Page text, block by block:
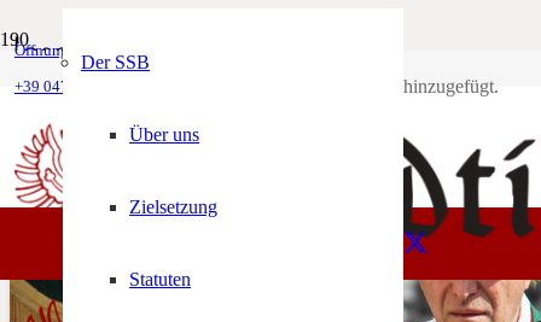
Öffnungszeiten
+39 0471 974 078 wurde deinem Warenkorb hinzugefügt.
Der SSB
Über uns
Zielsetzung
Statuten
Josef Seppi
SSB